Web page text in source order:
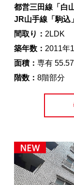
都営三田線「白
JR山手線「駒込
間取り： 2LDK
築年数： 2011年
面積： 専有
階数： 8階部分